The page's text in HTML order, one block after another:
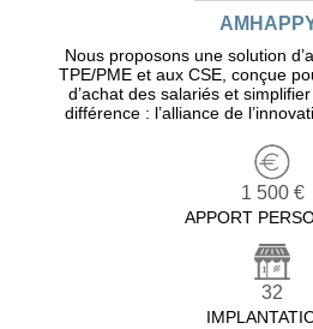
Nous proposons une solution
TPE/PME et aux CSE, conçue
d’achat des salariés et
différence : l’alliance de
1 500 €
APPORT
32